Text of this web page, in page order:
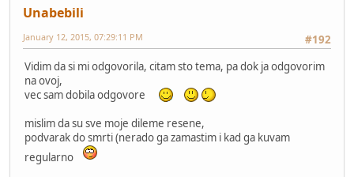
Unabebili
#192
January 12, 2015, 07:29:11 PM
Vidim da si mi odgovorila, citam sto tema, pa dok ja odgovorim
na ovoj,
vec sam dobila odgovore
mislim da su sve moje dileme resene,
podvarak do smrti (nerado ga zamastim i kad ga kuvam
regularno